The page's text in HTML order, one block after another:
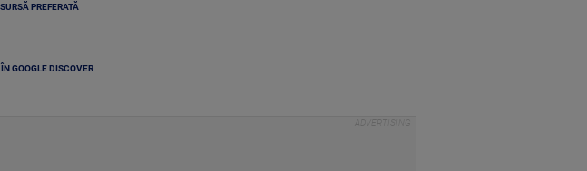
PREFERATĂ
GOOGLE DISCOVER